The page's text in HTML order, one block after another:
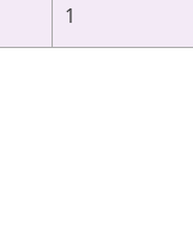
1